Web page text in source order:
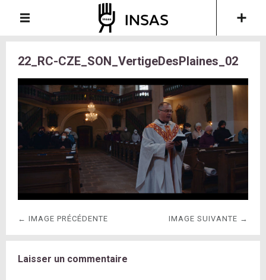
22_RC-CZE_SON_VertigeDesPlaines_02
← IMAGE PRÉCÉDENTE IMAGE SUIVANTE →
Laisser un commentaire